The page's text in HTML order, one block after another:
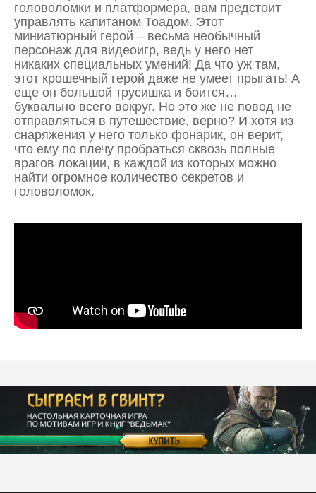
головоломки и платформера, вам предстоит
управлять капитаном Тоадом. Этот
миниатюрный герой – весьма необычный
персонаж для видеоигр, ведь у него нет
никаких специальных умений! Да что уж там,
этот крошечный герой даже не умеет прыгать! А
еще он большой трусишка и боится…
буквально всего вокруг. Но это же не повод не
отправляться в путешествие, верно? И хотя из
снаряжения у него только фонарик, он верит,
что ему по плечу пробраться сквозь полные
врагов локации, в каждой из которых можно
найти огромное количество секретов и
головоломок.